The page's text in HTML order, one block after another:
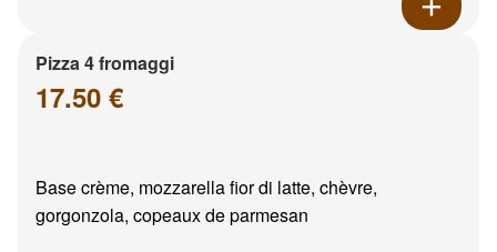
Pizza 4 fromaggi
17.50 €
Base crème, mozzarella fior di latte, chèvre,
gorgonzola, copeaux de parmesan